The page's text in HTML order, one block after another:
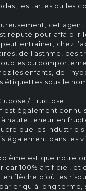
les tartes ou les
cet agent
réputé pour affaiblir
entraîner, chez
de l’asthme, des
du
les enfants, de
étiquettes sous le nom
/ Fructose
est également connu
haute teneur en
que les industriels
également dans les
est que notre
car 100% artificiel, et
flèche d’où les
qu’à long terme,